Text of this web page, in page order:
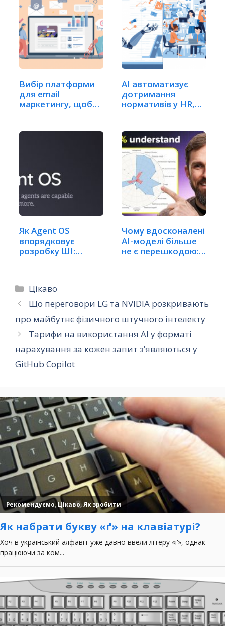
Вибір платформи
для email
маркетингу, щоб
AI автоматизує
дотримання
нормативів у HR,
Як Agent OS
впорядковує
розробку ШІ:
Чому вдосконалені
AI-моделі більше
не є перешкодою:…
Категорії
Цікаво
Що переговори LG та NVIDIA розкривають
про майбутнє фізичного штучного інтелекту
Тарифи на використання AI у форматі
нарахування за кожен запит з’являються у
GitHub Copilot